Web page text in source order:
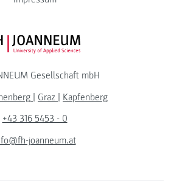
FH JOANNEUM Logo
Gesellschaft mbH
| Graz | Kapfenberg
+43 316 5453 - 0
joanneum.at